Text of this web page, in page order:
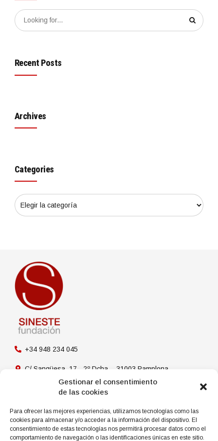
Gestionar el consentimiento
de las cookies
Para ofrecer las mejores experiencias, utilizamos tecnologías como las
cookies para almacenar y/o acceder a la información del dispositivo. El
consentimiento de estas tecnologías nos permitirá procesar datos como el
comportamiento de navegación o las identificaciones únicas en este sitio.
Recent Posts
Archives
Categories
+34 948 234 045
C/ Sangüesa, 17 - 2º Dcha. 31003 Pamplona
Síguenos en redes sociales
Aviso legal